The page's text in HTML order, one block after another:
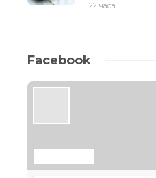
22 часа
Facebook